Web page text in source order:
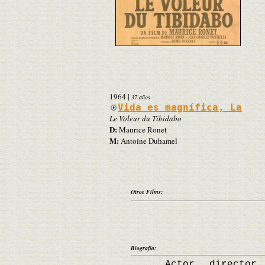
1964| 37 años
Vida es magnífica, La
Le Voleur du Tibidabo
D:Maurice Ronet
M:Antoine Duhamel
Otros Films:
Biografía: